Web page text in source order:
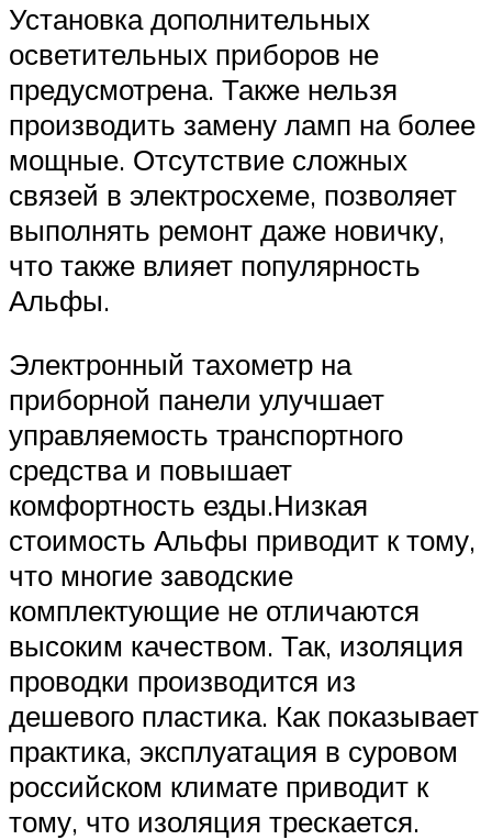
Установка дополнительных
осветительных приборов не
предусмотрена. Также нельзя
производить замену ламп на более
мощные. Отсутствие сложных
связей в электросхеме, позволяет
выполнять ремонт даже новичку,
что также влияет популярность
Альфы.
Электронный тахометр на
приборной панели улучшает
управляемость транспортного
средства и повышает
комфортность езды.Низкая
стоимость Альфы приводит к тому,
что многие заводские
комплектующие не отличаются
высоким качеством. Так, изоляция
проводки производится из
дешевого пластика. Как показывает
практика, эксплуатация в суровом
российском климате приводит к
тому, что изоляция трескается.